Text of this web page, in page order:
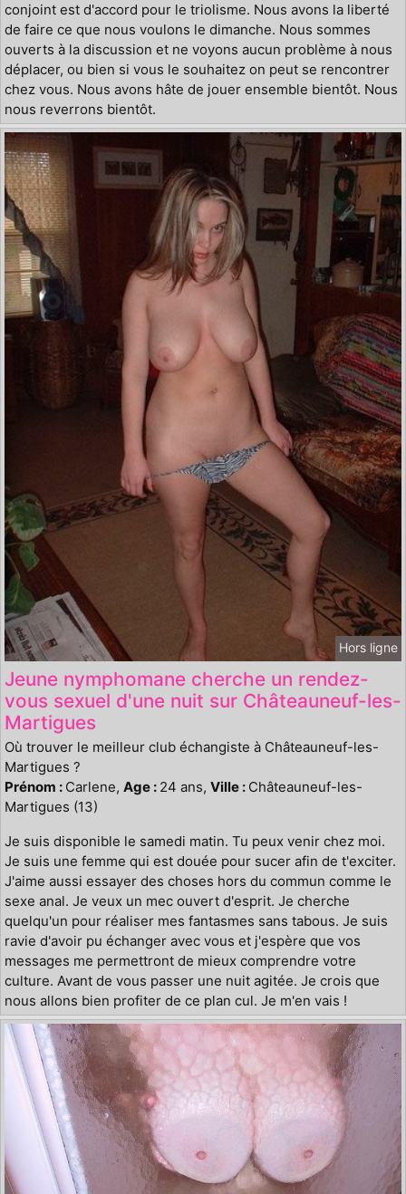
conjoint est d'accord pour le triolisme. Nous avons la liberté
de faire ce que nous voulons le dimanche. Nous sommes
ouverts à la discussion et ne voyons aucun problème à nous
déplacer, ou bien si vous le souhaitez on peut se rencontrer
chez vous. Nous avons hâte de jouer ensemble bientôt. Nous
nous reverrons bientôt.
Hors ligne
Jeune nymphomane cherche un rendez-
vous sexuel d'une nuit sur Châteauneuf-les-
Martigues
Où trouver le meilleur club échangiste à Châteauneuf-les-
Martigues ?
Prénom : Carlene, Age : 24 ans, Ville : Châteauneuf-les-
Martigues (13)
Je suis disponible le samedi matin. Tu peux venir chez moi.
Je suis une femme qui est douée pour sucer afin de t'exciter.
J'aime aussi essayer des choses hors du commun comme le
sexe anal. Je veux un mec ouvert d'esprit. Je cherche
quelqu'un pour réaliser mes fantasmes sans tabous. Je suis
ravie d'avoir pu échanger avec vous et j'espère que vos
messages me permettront de mieux comprendre votre
culture. Avant de vous passer une nuit agitée. Je crois que
nous allons bien profiter de ce plan cul. Je m'en vais !